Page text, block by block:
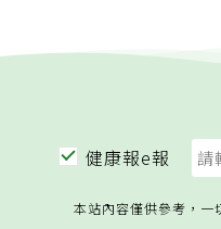
健康報e報
本站內容僅供參考，一